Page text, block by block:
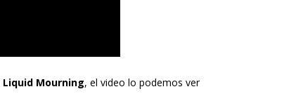
Liquid Mourning, el video lo podemos ver